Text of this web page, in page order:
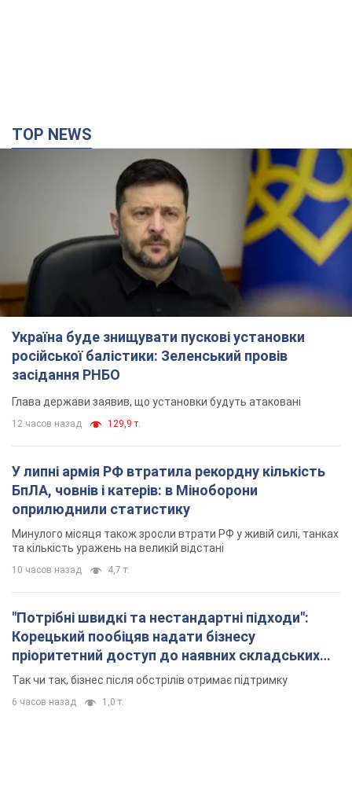
TOP NEWS
Україна буде знищувати пускові установки
російської балістики: Зеленський провів
засідання РНБО
Глава держави заявив, що установки будуть атаковані
12 часов назад 129,9 т.
У липні армія РФ втратила рекордну кількість
БпЛА, човнів і катерів: в Міноборони
оприлюднили статистику
Минулого місяця також зросли втрати РФ у живій силі, танках
та кількість уражень на великій відстані
10 часов назад 4,7 т.
"Потрібні швидкі та нестандартні підходи":
Корецький пообіцяв надати бізнесу
пріоритетний доступ до наявних складських
приміщень
Так чи так, бізнес після обстрілів отримає підтримку
6 часов назад 1,0 т.